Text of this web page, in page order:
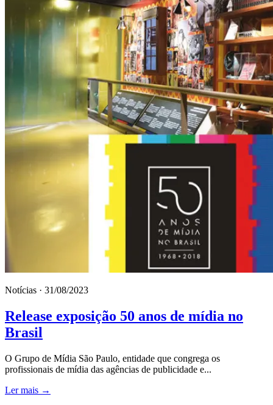
Notícias · 31/08/2023
Release exposição 50 anos de mídia no
Brasil
O Grupo de Mídia São Paulo, entidade que congrega os
profissionais de mídia das agências de publicidade e...
Ler mais →